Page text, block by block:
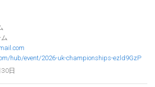
hub/event/2026-uk-championships-ezld9GzP
日
Open 2026 - Doubles
Cup ZMGZEG
ハンガリー